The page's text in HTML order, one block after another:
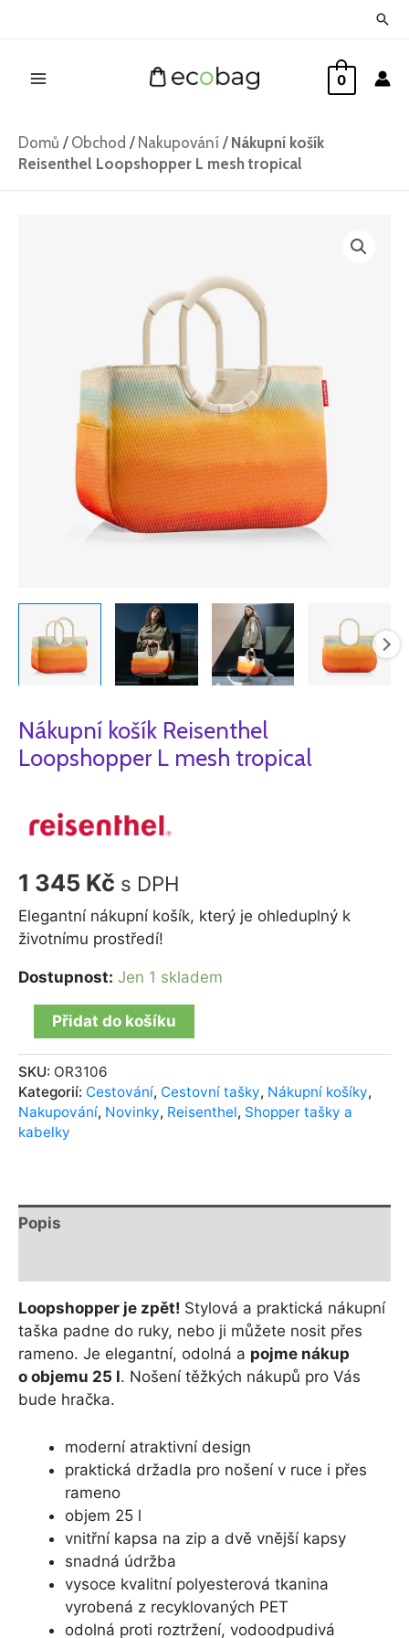
0
Domů / Obchod / Nakupování / Nákupní košík
Reisenthel Loopshopper L mesh tropical
Nákupní košík Reisenthel
Loopshopper L mesh tropical
1 345 Kč s DPH
Elegantní nákupní košík, který je ohleduplný k
životnímu prostředí!
Dostupnost: Jen 1 skladem
Přidat do košíku
SKU: OR3106
Kategorií: Cestování, Cestovní tašky, Nákupní košíky,
Nakupování, Novinky, Reisenthel, Shopper tašky a
kabelky
Popis
Loopshopper je zpět! Stylová a praktická nákupní
taška padne do ruky, nebo ji můžete nosit přes
rameno. Je elegantní, odolná a pojme nákup
o objemu 25 l. Nošení těžkých nákupů pro Vás
bude hračka.
moderní atraktivní design
praktická držadla pro nošení v ruce i přes
rameno
objem 25 l
vnitřní kapsa na zip a dvě vnější kapsy
snadná údržba
vysoce kvalitní polyesterová tkanina
vyrobená z recyklovaných PET
odolná proti roztržení, vodoodpudivá